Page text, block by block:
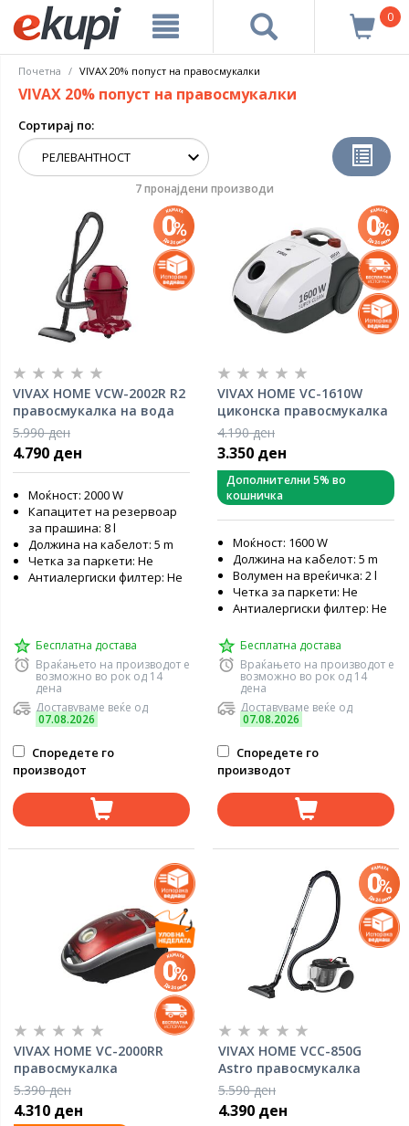
0
Почетна VIVAX 20% попуст на правосмукалки
VIVAX 20% попуст на правосмукалки
Сортирај по:
7 пронајдени производи
VIVAX HOME VCW-2002R R2
правосмукалка на вода
5.990 ден
4.790 ден
Моќност: 2000 W
Капацитет на резервоар
за прашина: 8 l
Должина на кабелот: 5 m
Четка за паркети: Не
Антиалергиски филтер: Не
Бесплатна достава
Враќањето на производот е
возможно во рок од 14
дена
Доставуваме веќе од
07.08.2026
Споредете го
производот
VIVAX HOME VC-1610W
циконска правосмукалка
4.190 ден
3.350 ден
Дополнителни 5% во
кошничка
Моќност: 1600 W
Должина на кабелот: 5 m
Волумен на вреќичка: 2 l
Четка за паркети: Не
Антиалергиски филтер: Не
Бесплатна достава
Враќањето на производот е
возможно во рок од 14
дена
Доставуваме веќе од
07.08.2026
Споредете го
производот
VIVAX HOME VC-2000RR
правосмукалка
5.390 ден
4.310 ден
VIVAX HOME VCC-850G
Astro правосмукалка
5.590 ден
4.390 ден